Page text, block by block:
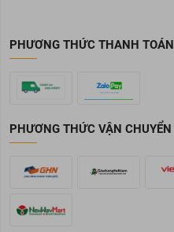
PHƯƠNG THỨC THANH TOÁN
PHƯƠNG THỨC VẬN CHUYỂN